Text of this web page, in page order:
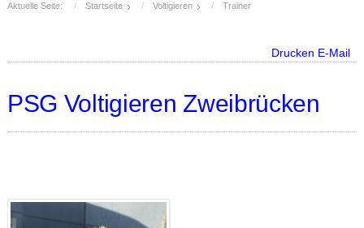
Aktuelle Seite: Startseite Voltigieren Trainer
Drucken E-Mail
PSG Voltigieren Zweibrücken